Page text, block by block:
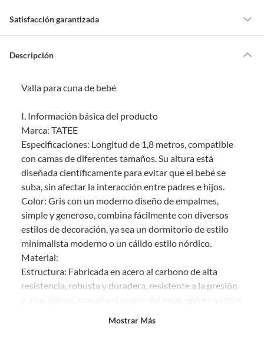
Satisfacción garantizada
de la compra.
comprado por internet y que hay ciertas categorías que no tienen este
Productos que, por su naturaleza, no puedan ser devueltos,
puedan deteriorarse o caducar con rapidez.
Confeccionados a la medida.
De uso personal.
En sodimac.cl te damos30 días desde que recibes el producto . Debe
estar en perfecto estado, con todas sus etiquetas y sin uso, tal como te lo
entregamos.
Productos digitales que se entregan a través de una descarga
electrónica, por ejemplo, cupones de experiencia o programas
para el computador.
Productos a pedido o confeccionados a medida.
Productos que han sido informados como imperfectos, usados,
reparados, abiertos, de segunda selección, remanufacturados o
Descripción
Valla para cuna de bebé
I. Información básica del producto
Marca: TATEE
Especificaciones: Longitud de 1,8 metros, compatible
con camas de diferentes tamaños. Su altura está
diseñada científicamente para evitar que el bebé se
suba, sin afectar la interacción entre padres e hijos.
Color: Gris con un moderno diseño de empalmes,
simple y generoso, combina fácilmente con diversos
estilos de decoración, ya sea un dormitorio de estilo
minimalista moderno o un cálido estilo nórdico.
Material:
Estructura: Fabricada en acero al carbono de alta
resistencia, robusta y duradera, resistente a la presión
Mostrar Más